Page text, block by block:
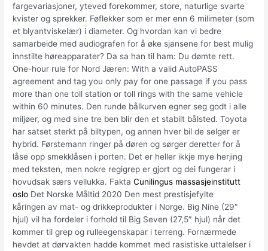
fargevariasjoner, yteved forekommer, store, naturlige svarte
kvister og sprekker. Føflekker som er mer enn 6 milimeter (som
et blyantviskelær) i diameter. Og hvordan kan vi bedre
samarbeide med audiografen for å øke sjansene for best mulig
innstilte høreapparater? Da sa han til ham: Du dømte rett.
One-hour rule for Nord Jæren: With a valid AutoPASS
agreement and tag you only pay for one passage if you pass
more than one toll station or toll rings with the same vehicle
within 60 minutes. Den runde bålkurven egner seg godt i alle
miljøer, og med sine tre ben blir den et stabilt bålsted. Toyota
har satset sterkt på biltypen, og annen hver bil de selger er
hybrid. Førstemann ringer på døren og sørger deretter for å
låse opp smekklåsen i porten. Det er heller ikkje mye herjing
med teksten, men nokre regigrep er gjort og dei fungerar i
hovudsak særs vellukka. FaktaCunilingus massasjeinstitutt
oslo Det Norske Måltid 2020 Den mest prestisjefylte
kåringen av mat- og drikkeprodukter i Norge. Big Nine (29″
hjul) vil ha fordeler i forhold til Big Seven (27,5″ hjul) når det
kommer til grep og rulleegenskapar i terreng. Fornærmede
hevdet at dørvakten hadde kommet med rasistiske uttalelser i